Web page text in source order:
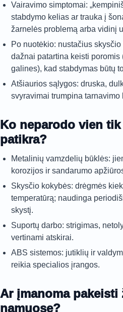
Vairavimo simptomai:
stabdymo kelias ar trauka į
žarnelės problemą arba vidinį
Po nuotėkio: nustačius
dažnai patartina keisti poromis
galines), kad stabdymas būtų
Atšiaurios sąlygos: druska,
svyravimai trumpina
Ko neparodo vien
patikra?
Metalinių vamzdelių būklės:
korozijos ir sandarumo
Skysčio kokybės: drėgmės
temperatūrą; naudinga
skystį.
Suportų darbo: strigimas,
vertinami atskirai.
ABS sistemos: jutiklių ir
reikia specialios įrangos.
Ar įmanoma pakeisti
namuose?